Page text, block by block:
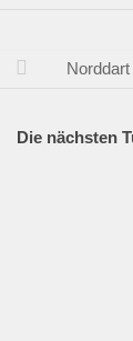
Die nächsten